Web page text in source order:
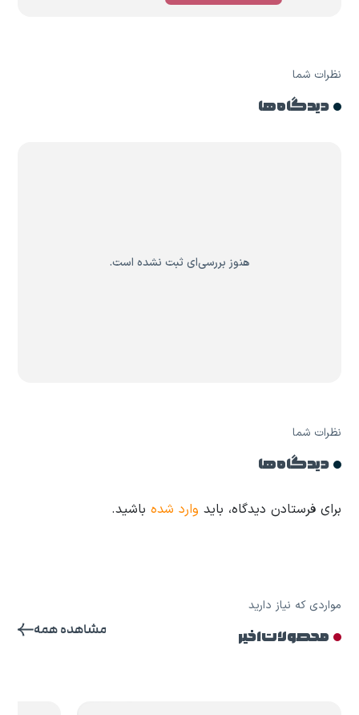
نظرات شما
دیدگاه ها
هنوز بررسی‌ای ثبت نشده است.
نظرات شما
دیدگاه ها
برای فرستادن دیدگاه، باید وارد شده باشید.
مواردی که نیاز دارید
محصولات اخیر مشاهده همه